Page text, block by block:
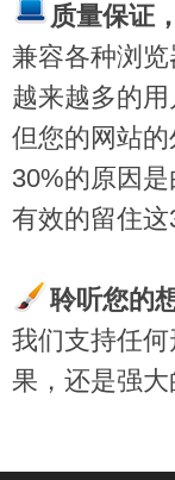
质量保证
兼容各种浏
越来越多的
但您的网站
30%的原因
有效的留住这
聆听您的
我们支持任
果，还是强